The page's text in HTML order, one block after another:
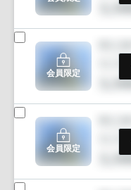
会員限定
会員限定